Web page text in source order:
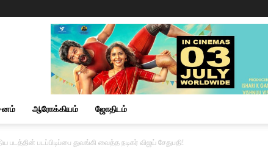
ஆரோக்கியம் ஜோதிடம்
படத்தின் படப்பிடிப்பை துவங்கி வைத்த நடிகர் விஜய் சேதுபதி!